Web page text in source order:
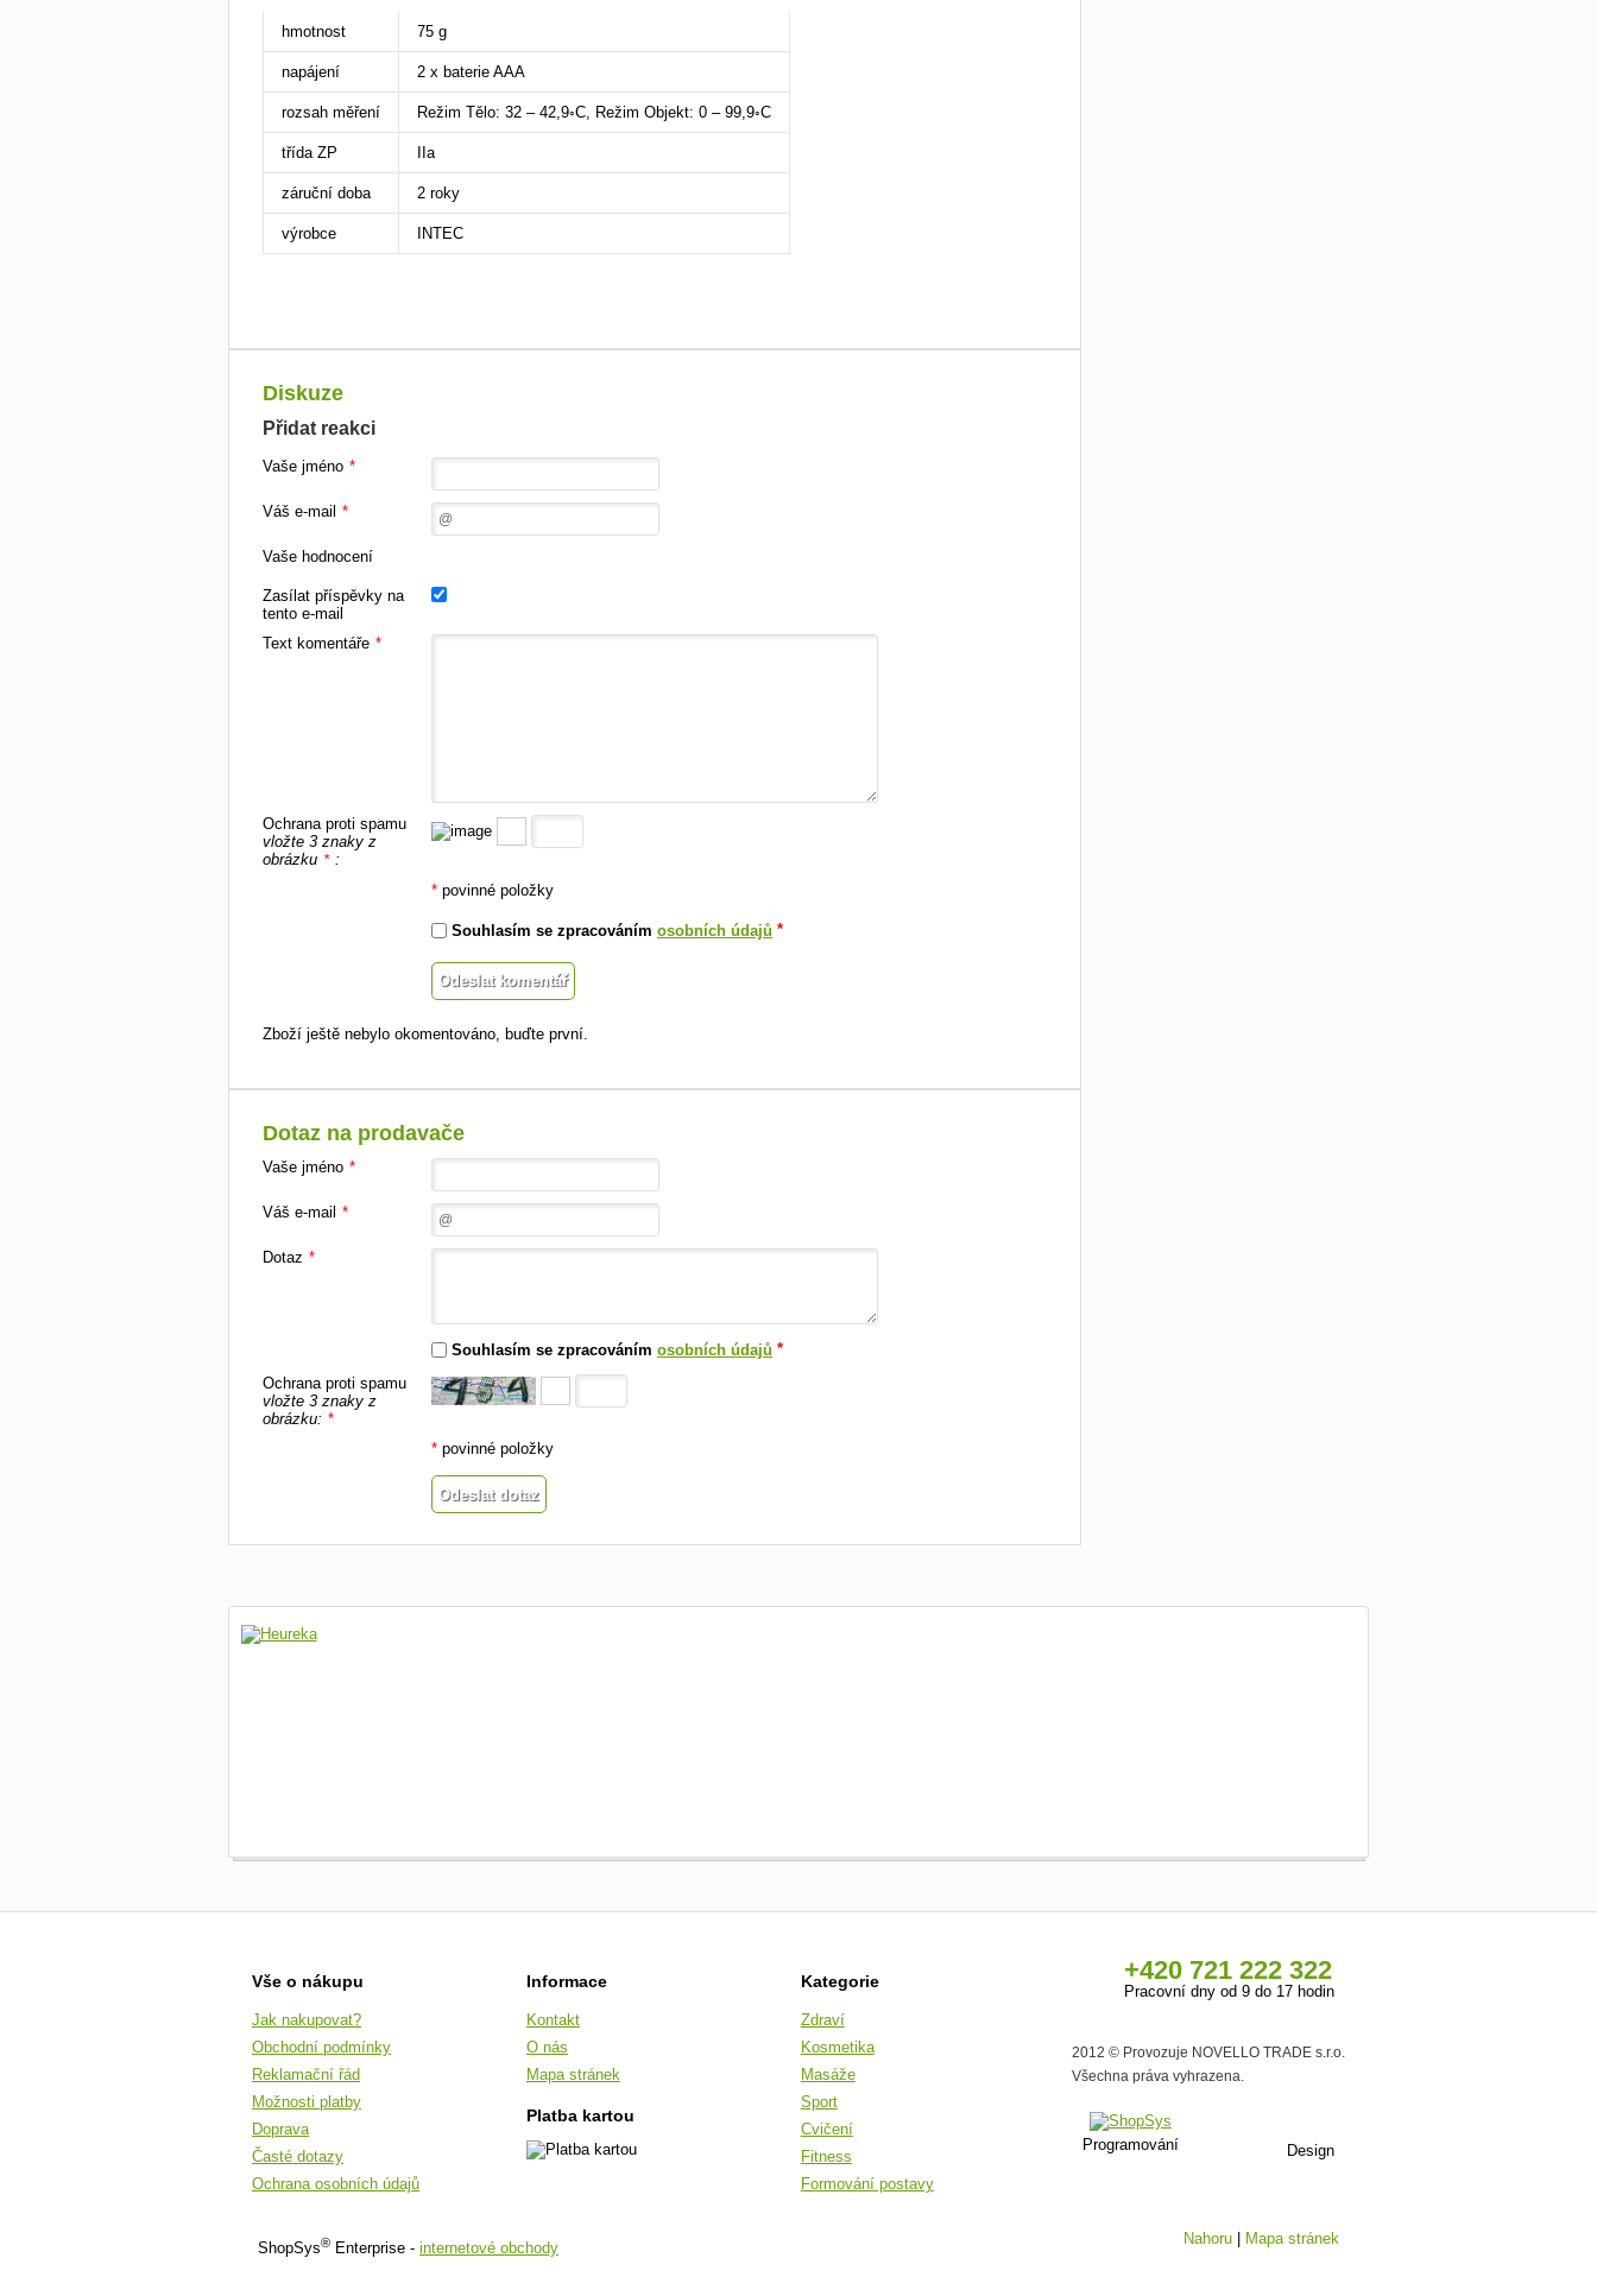
hmotnost 75 g
napájení 2 x baterie AAA
rozsah měření Režim Tělo: 32 – 42,9◦C, Režim Objekt: 0 – 99,9◦C
třída ZP IIa
záruční doba 2 roky
výrobce INTEC
Diskuze
Přidat reakci
Vaše jméno *
Váš e-mail *
Vaše hodnocení
Zasílat příspěvky na
tento e-mail
Text komentáře *
Ochrana proti spamu
vložte 3 znaky z
obrázku * :
* povinné položky
Souhlasím se zpracováním osobních údajů *
Zboží ještě nebylo okomentováno, buďte první.
Dotaz na prodavače
Vaše jméno *
Váš e-mail *
Dotaz *
Souhlasím se zpracováním osobních údajů *
Ochrana proti spamu
vložte 3 znaky z
obrázku: *
* povinné položky
Vše o nákupu
Jak nakupovat?
Obchodní podmínky
Reklamační řád
Možnosti platby
Doprava
Časté dotazy
Ochrana osobních údajů
Informace
Kontakt
O nás
Mapa stránek
Platba kartou
Kategorie
Zdraví
Kosmetika
Masáže
Sport
Cvičení
Fitness
Formování postavy
+420 721 222 322
Pracovní dny od 9 do 17 hodin
2012 © Provozuje NOVELLO TRADE s.r.o.
Všechna práva vyhrazena.
Programování Design
Nahoru Mapa stránek
ShopSys® Enterprise - internetové obchody